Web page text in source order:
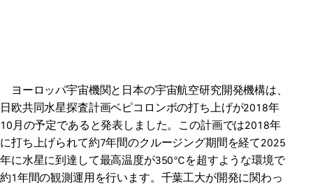
ヨーロッパ宇宙機関と日本の宇宙航空研究開発機構は、
日欧共同水星探査計画ベピコロンボの打ち上げが2018年
10月の予定であると発表しました。この計画では2018年
に打ち上げられて約7年間のクルージング期間を経て2025
年に水星に到達して最高温度が350℃を超すような環境で
約1年間の観測運用を行います。千葉工大が開発に関わっ